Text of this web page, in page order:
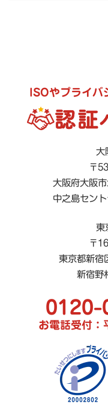
ISOやプライ
大
〒
大阪府大阪
中之島セン
東
〒
東京都新宿
新宿野
0120-
お電話受付